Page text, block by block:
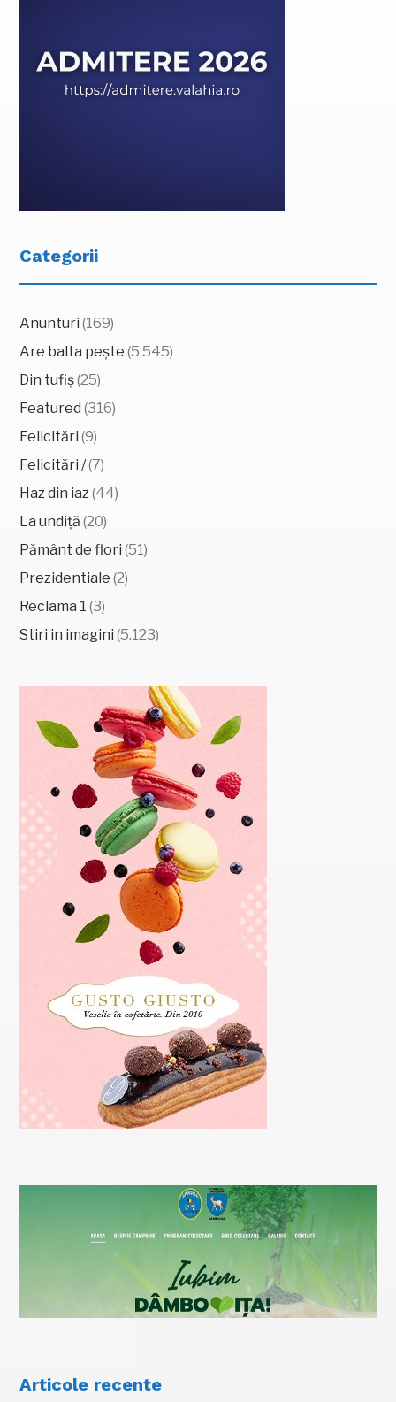
Categorii
Anunturi (169)
Are balta pește (5.545)
Din tufiș(25)
Featured (316)
Felicitări (9)
Felicitări /(7)
Haz din iaz(44)
La undiță (20)
Pământ de flori (51)
Prezidentiale (2)
Reclama 1 (3)
Stiri in imagini (5.123)
Articole recente